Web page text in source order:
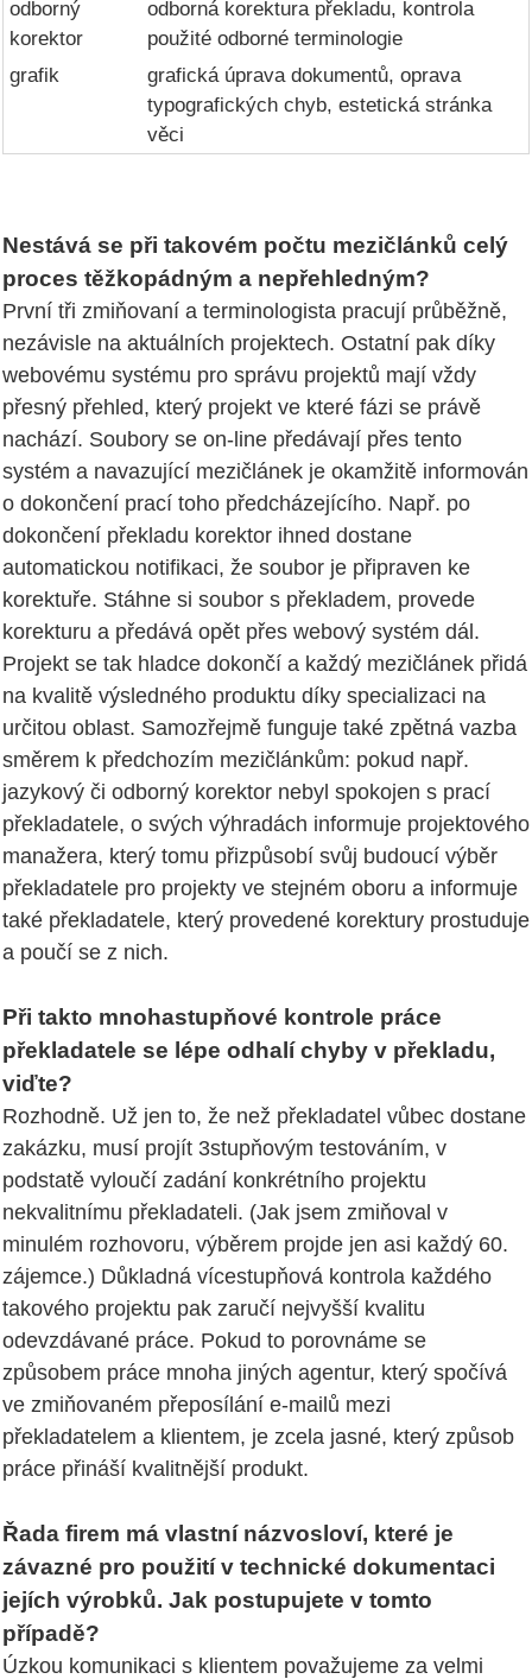
odborný
korektor
odborná korektura překladu, kontrola
použité odborné terminologie
grafik
grafická úprava dokumentů, oprava
typografických chyb, estetická stránka
věci
Nestává se při takovém počtu mezičlánků celý
proces těžkopádným a nepřehledným?
První tři zmiňovaní a terminologista pracují průběžně,
nezávisle na aktuálních projektech. Ostatní pak díky
webovému systému pro správu projektů mají vždy
přesný přehled, který projekt ve které fázi se právě
nachází. Soubory se on-line předávají přes tento
systém a navazující mezičlánek je okamžitě informován
o dokončení prací toho předcházejícího. Např. po
dokončení překladu korektor ihned dostane
automatickou notifikaci, že soubor je připraven ke
korektuře. Stáhne si soubor s překladem, provede
korekturu a předává opět přes webový systém dál.
Projekt se tak hladce dokončí a každý mezičlánek přidá
na kvalitě výsledného produktu díky specializaci na
určitou oblast. Samozřejmě funguje také zpětná vazba
směrem k předchozím mezičlánkům: pokud např.
jazykový či odborný korektor nebyl spokojen s prací
překladatele, o svých výhradách informuje projektového
manažera, který tomu přizpůsobí svůj budoucí výběr
překladatele pro projekty ve stejném oboru a informuje
také překladatele, který provedené korektury prostuduje
a poučí se z nich.
Při takto mnohastupňové kontrole práce
překladatele se lépe odhalí chyby v překladu,
viďte?
Rozhodně. Už jen to, že než překladatel vůbec dostane
zakázku, musí projít 3stupňovým testováním, v
podstatě vyloučí zadání konkrétního projektu
nekvalitnímu překladateli. (Jak jsem zmiňoval v
minulém rozhovoru, výběrem projde jen asi každý 60.
zájemce.) Důkladná vícestupňová kontrola každého
takového projektu pak zaručí nejvyšší kvalitu
odevzdávané práce. Pokud to porovnáme se
způsobem práce mnoha jiných agentur, který spočívá
ve zmiňovaném přeposílání e-mailů mezi
překladatelem a klientem, je zcela jasné, který způsob
práce přináší kvalitnější produkt.
Řada firem má vlastní názvosloví, které je
závazné pro použití v technické dokumentaci
jejích výrobků. Jak postupujete v tomto
případě?
Úzkou komunikaci s klientem považujeme za velmi